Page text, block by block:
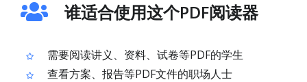
谁适合使用这个PDF阅读器
需要阅读讲义、资料、试卷等PDF的学生
查看方案、报告等PDF文件的职场人士